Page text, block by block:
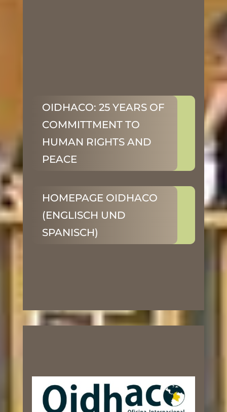
OIDHACO: 25 YEARS OF
COMMITTMENT TO
HUMAN RIGHTS AND
PEACE
HOMEPAGE OIDHACO
(ENGLISCH UND
SPANISCH)